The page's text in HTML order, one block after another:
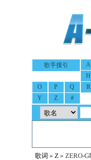
歌手搜引 A
H
O
P Q R
Y
Z #
歌词 » Z » ZERO-G